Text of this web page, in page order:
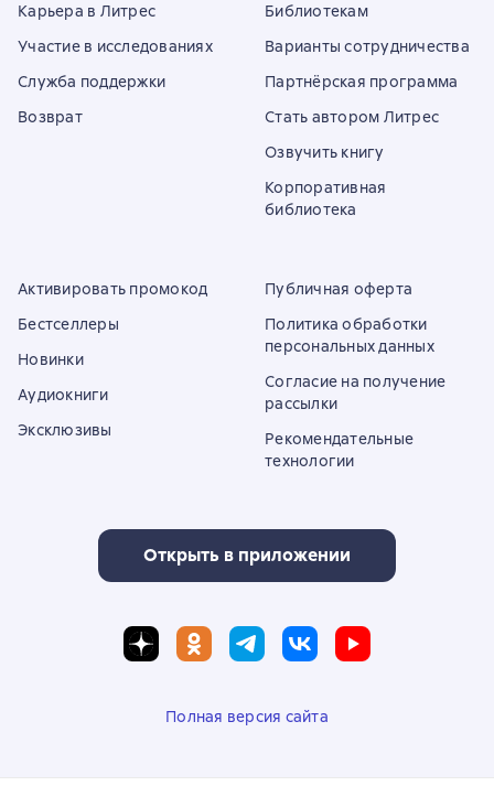
Карьера в Литрес
Участие в исследованиях
Служба поддержки
Возврат
Библиотекам
Варианты сотрудничества
Партнёрская программа
Стать автором Литрес
Озвучить книгу
Корпоративная
библиотека
Активировать промокод
Бестселлеры
Новинки
Аудиокниги
Эксклюзивы
Публичная оферта
Политика обработки
персональных данных
Согласие на получение
рассылки
Рекомендательные
технологии
Открыть в приложении
Полная версия сайта